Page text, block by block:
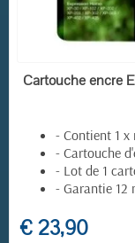
Cartouche encre
- Contient 1 x
- Cartouche
- Lot de 1
- Garantie 12
€ 23,90